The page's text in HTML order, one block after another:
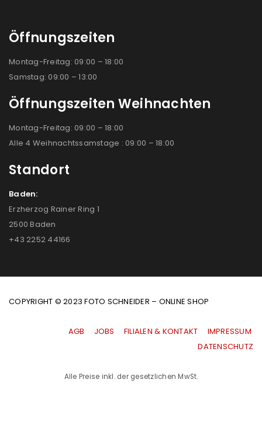
Öffnungszeiten
Montag-Freitag: 09:00 – 18:00
Samstag: 09:00 – 13:00
Öffnungszeiten Weihnachten
Montag-Freitag: 09:00 – 18:00
Alle 4 Weihnachtssamstage : 09:00 – 18:00
Standort
Baden:
Erzherzog Rainer Ring 1
2500 Baden
+43 2252 44166
COPYRIGHT © 2023 FOTO SCHNEIDER – ONLINE SHOP
AGB JOBS FILIALEN & KONTAKT
IMPRESSUM
|DATENSCHUTZ
Alle Preise inkl. der gesetzlichen MwSt.